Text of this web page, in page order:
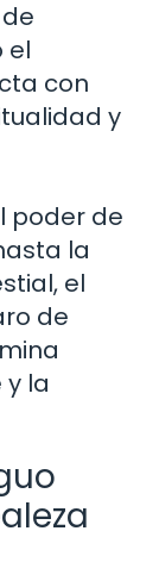
el
con
y
poder de
la
el
de
la